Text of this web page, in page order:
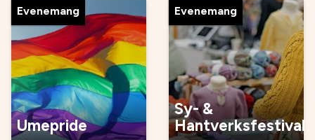
Evenemang
Umepride
Evenemang
Sy- &
Hantverksfestival